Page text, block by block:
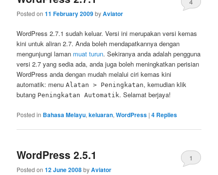
Posted on11 February 2009byAviator
4
WordPress 2.7.1 sudah keluar. Versi ini merupakan versi kemas
kini untuk aliran 2.7. Anda boleh mendapatkannya dengan
mengunjungi laman muat turun. Sekiranya anda adalah pengguna
versi 2.7 yang sedia ada, anda juga boleh meningkatkan perisian
WordPress anda dengan mudah melalui ciri kemas kini
automatik: menuAlatan > Peningkatan, kemudian klik
butang Peningkatan Automatik. Selamat berjaya!
Posted in Bahasa Melayu,keluaran,WordPress |4 Replies
WordPress 2.5.1
Posted on12 June 2008byAviator
1